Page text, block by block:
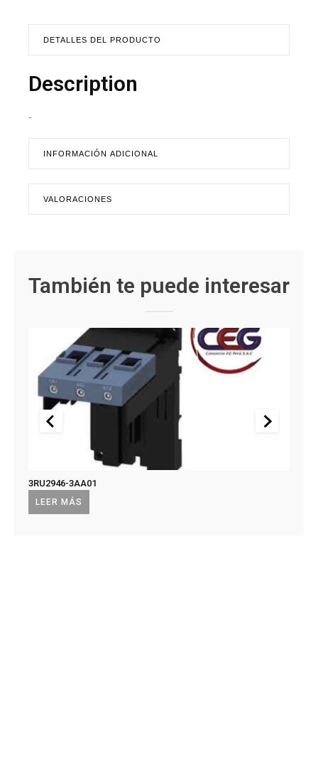
DETALLES DEL PRODUCTO
Description
-
INFORMACIÓN ADICIONAL
VALORACIONES
También te puede interesar
LEER MÁS
3RU2946-3AA01